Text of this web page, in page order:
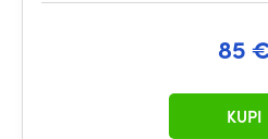
85
KUPI